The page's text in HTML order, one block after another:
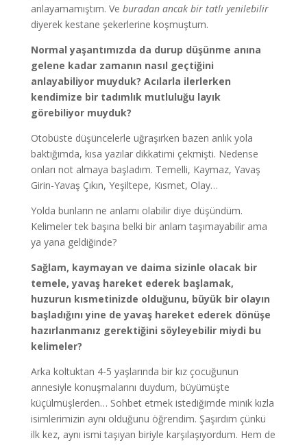
anlayamamıştım. Ve buradan ancak bir tatlı yenilebilir
diyerek kestane şekerlerine koşmuştum.
Normal yaşantımızda da durup düşünme anına
gelene kadar zamanın nasıl geçtiğini
anlayabiliyor muyduk? Acılarla ilerlerken
kendimize bir tadımlık mutluluğu layık
görebiliyor muyduk?
Otobüste düşüncelerle uğraşırken bazen anlık yola
baktığımda, kısa yazılar dikkatimi çekmişti. Nedense
onları not almaya başladım. Temelli, Kaymaz, Yavaş
Girin-Yavaş Çıkın, Yeşiltepe, Kısmet, Olay…
Yolda bunların ne anlamı olabilir diye düşündüm.
Kelimeler tek başına belki bir anlam taşımayabilir ama
ya yana geldiğinde?
Sağlam, kaymayan ve daima sizinle olacak bir
temele, yavaş hareket ederek başlamak,
huzurun kısmetinizde olduğunu, büyük bir olayın
başladığını yine de yavaş hareket ederek dönüşe
hazırlanmanız gerektiğini söyleyebilir miydi bu
kelimeler?
Arka koltuktan 4-5 yaşlarında bir kız çocuğunun
annesiyle konuşmalarını duydum, büyümüşte
küçülmüşlerden… Sohbet etmek istediğimde minik kızla
isimlerimizin aynı olduğunu öğrendim. Şaşırdım çünkü
ilk kez, aynı ismi taşıyan biriyle karşılaşıyordum. Hem de